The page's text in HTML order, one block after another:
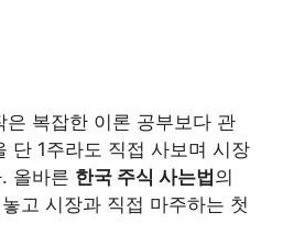
은 복잡한 이론 공부보다 관
단 1주라도 직접 사보며 시장
올바른 한국 주식 사는법의
고 시장과 직접 마주하는 첫